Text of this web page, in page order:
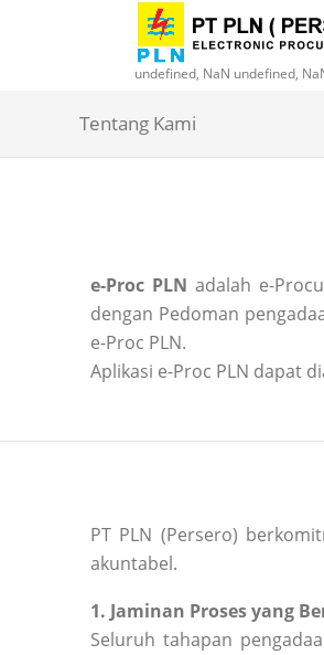
undefined, NaN undefined,
Tentang Kami
e-Proc PLN adalah e-
dengan Pedoman
e-Proc PLN.
Aplikasi e-Proc PLN dapat
PT PLN (Persero)
akuntabel.
1. Jaminan Proses yang
Seluruh tahapan